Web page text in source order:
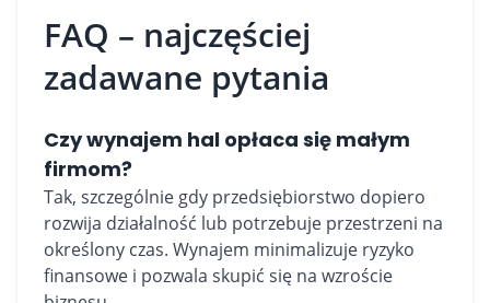
FAQ – najczęściej
zadawane pytania
Czy wynajem hal opłaca się małym
firmom?
Tak, szczególnie gdy przedsiębiorstwo dopiero
rozwija działalność lub potrzebuje przestrzeni na
określony czas. Wynajem minimalizuje ryzyko
finansowe i pozwala skupić się na wzroście